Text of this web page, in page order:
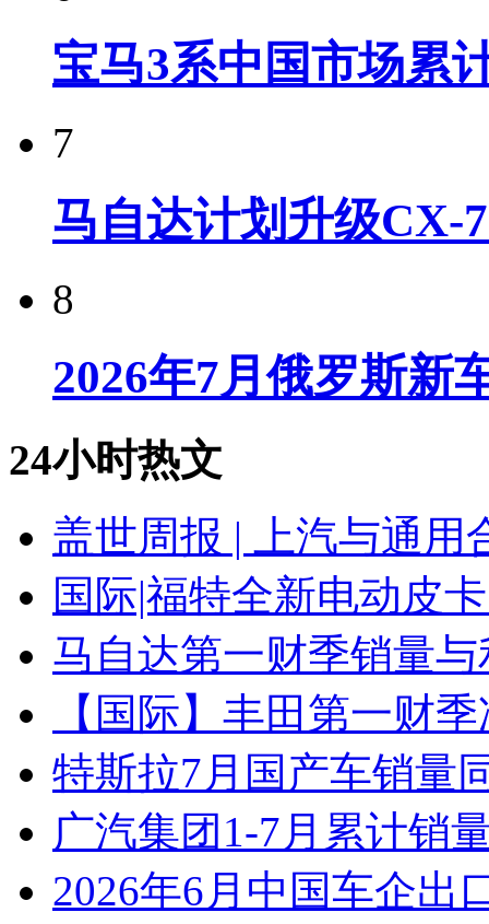
宝马3系中国市场累
7
马自达计划升级CX-
8
2026年7月俄罗斯新
24小时热文
盖世周报 | 上汽与通用
国际|福特全新电动皮
马自达第一财季销量
【国际】丰田第一财
特斯拉7月国产车销量
广汽集团1-7月累计销
2026年6月中国车企出